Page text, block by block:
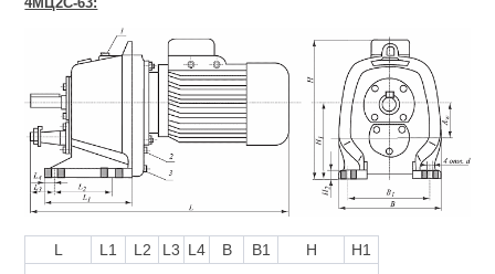
L L1 L2 L3 L4 B B1 H
H1